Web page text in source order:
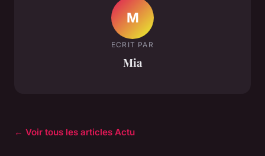
M
ECRIT PAR
Mia
← Voir tous les articles Actu